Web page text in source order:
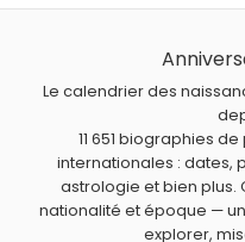
Roselyne
Élisabeth Guigouet
Quels responsables
Bill Clinton ?
Marine Le Pen François
Luc MélenchonetFidel
Le calendrier des
11 651 biographies
internationales : dates,
astrologie et bien plus.
nationalité et époque —
explorer,